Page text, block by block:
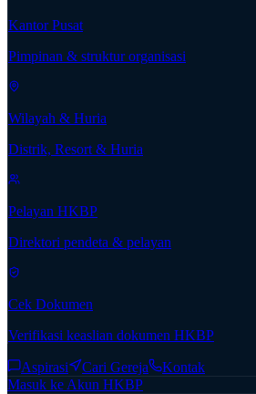
Kantor Pusat
Pimpinan & struktur organisasi
Wilayah & Huria
Distrik, Resort & Huria
Pelayan HKBP
Direktori pendeta & pelayan
Cek Dokumen
Verifikasi keaslian dokumen HKBP
Aspirasi Cari Gereja
Kontak
Masuk ke Akun HKBP